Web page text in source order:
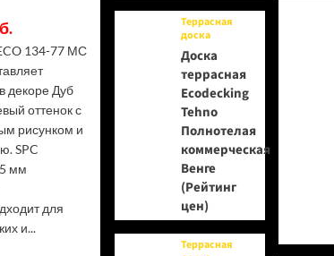
134-77 МС
декоре Дуб
оттенок с
рисунком и
SPC
мм
для
и...
Террасная
доска
Доска
террасная
Ecodecking
Tehno
Полнотелая
коммерческая
Венге
(Рейтинг
цен)
Террасная